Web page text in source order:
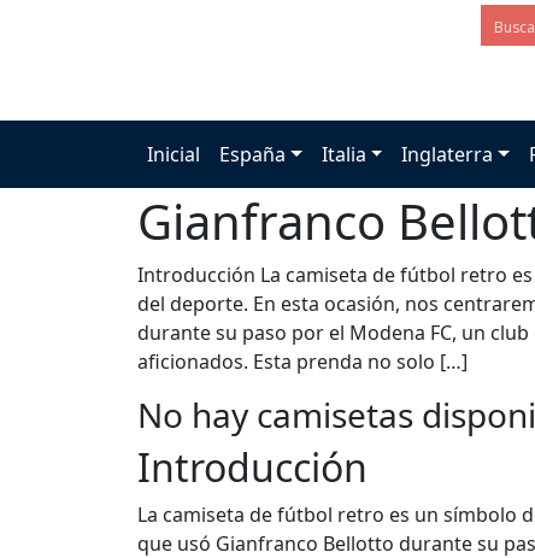
Inicial España Italia Inglaterra
Gianfranco
Introducción La camiseta de fútbol retro
del deporte. En esta ocasión, nos
durante su paso por el Modena FC, un
aficionados. Esta prenda no solo […]
No hay camisetas
Introducción
La camiseta de fútbol retro es un símbolo
que usó Gianfranco Bellotto durante su